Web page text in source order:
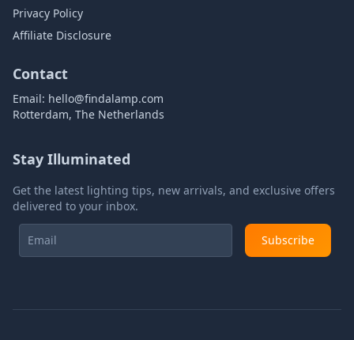
Privacy Policy
Affiliate Disclosure
Contact
Email: hello@findalamp.com
Rotterdam, The Netherlands
Stay Illuminated
Get the latest lighting tips, new arrivals, and exclusive offers
delivered to your inbox.
Subscribe